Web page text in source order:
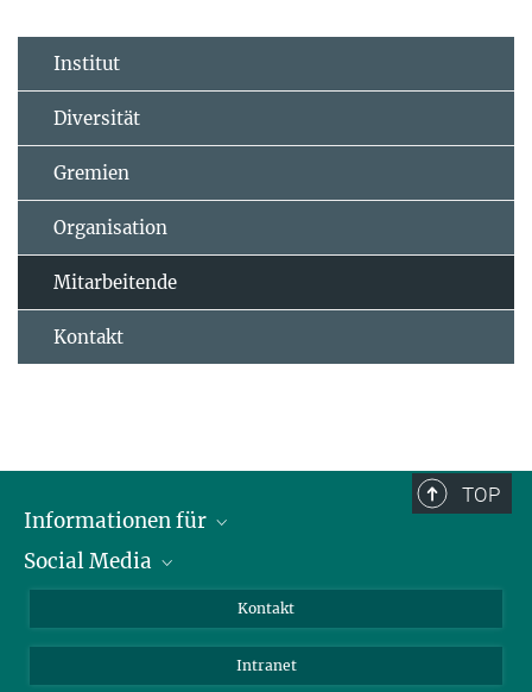
Institut
Diversität
Gremien
Organisation
Mitarbeitende
Kontakt
TOP
Informationen für
Bewerbende
Journalist:innen
Social Media
Bluesky
YouTube
Kontakt
Intranet